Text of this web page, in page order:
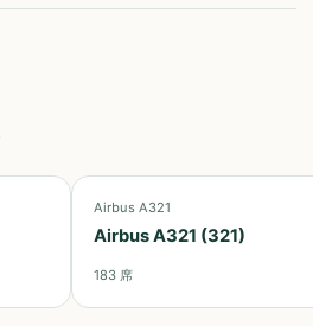
Airbus A321
Airbus A321 (321)
183 席